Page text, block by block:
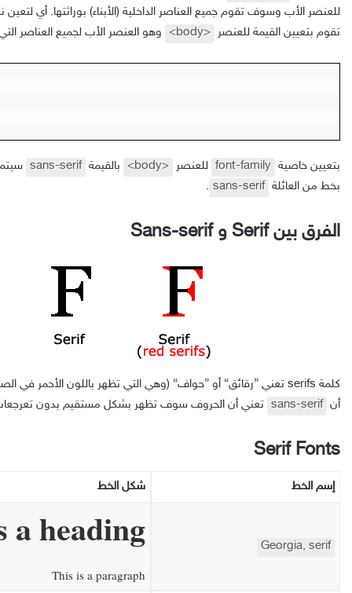
للعنصر الأب وسوف تقوم جميع العناصر الداخلية (الأبناء) بوراثتها. أي
تقوم بتعيين القيمة للعنصر
<body> وهو العنصر الأب لجميع العناصر
بتعيين خاصية font-family للعنصر <body> بالقيمة sans-serif
بخط من العائلة sans-serif
.
الفرق بين Serif و Sans-serif
أن sans-serif تعني أن الحروف سوف تظهر بشكل مستقيم بدون
Serif Fonts
إسم الخط شكل الخط
Georgia, serif
a heading
This is a paragraph